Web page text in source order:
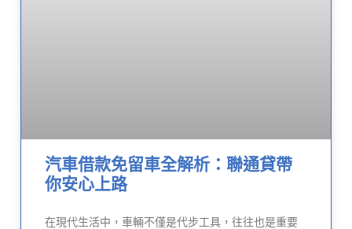
汽車借款免留車全解析：聯通貸帶
你安心上路
在現代生活中，車輛不僅是代步工具，往往也是重要